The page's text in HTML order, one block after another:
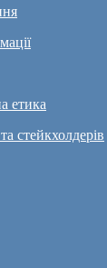
етика
стейкхолдерів